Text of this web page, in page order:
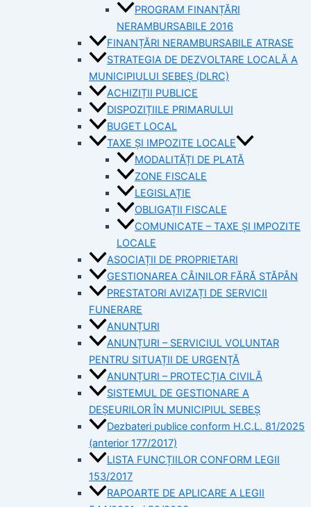
PROGRAM FINANȚĂRI
NERAMBURSABILE 2016
FINANȚĂRI NERAMBURSABILE ATRASE
STRATEGIA DE DEZVOLTARE LOCALĂ A
MUNICIPIULUI SEBEȘ (DLRC)
ACHIZIȚII PUBLICE
DISPOZIȚIILE PRIMARULUI
BUGET LOCAL
TAXE ȘI IMPOZITE LOCALE
MODALITĂȚI DE PLATĂ
ZONE FISCALE
LEGISLAȚIE
OBLIGAȚII FISCALE
COMUNICATE – TAXE ȘI IMPOZITE
LOCALE
ASOCIAȚII DE PROPRIETARI
GESTIONAREA CÂINILOR FĂRĂ STĂPÂN
PRESTATORI AVIZAȚI DE SERVICII
FUNERARE
ANUNȚURI
ANUNȚURI – SERVICIUL VOLUNTAR
PENTRU SITUAȚII DE URGENȚĂ
ANUNȚURI – PROTECȚIA CIVILĂ
SISTEMUL DE GESTIONARE A
DEȘEURILOR ÎN MUNICIPIUL SEBEȘ
Dezbateri publice conform H.C.L. 81/2025
(anterior 177/2017)
LISTA FUNCȚIILOR CONFORM LEGII
153/2017
RAPOARTE DE APLICARE A LEGII